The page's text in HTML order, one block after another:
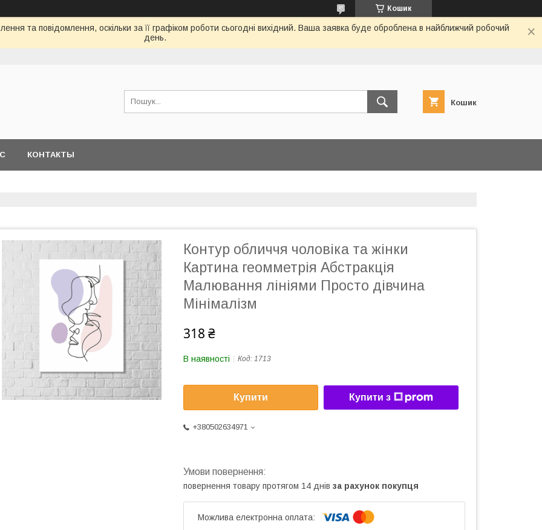
Кошик
та повідомлення, оскільки за її графіком роботи сьогодні вихідний. Ваша заявка буде оброблена в найближчий робочий
день.
Кошик
КОНТАКТЫ
Контур обличчя чоловіка та жінки
Картина геомметрія Абстракція
Малювання лініями Просто дівчина
Мінімалізм
318 ₴
В наявності Код: 1713
Купити Купити з
+380502634971
повернення товару протягом 14 днів за рахунок покупця